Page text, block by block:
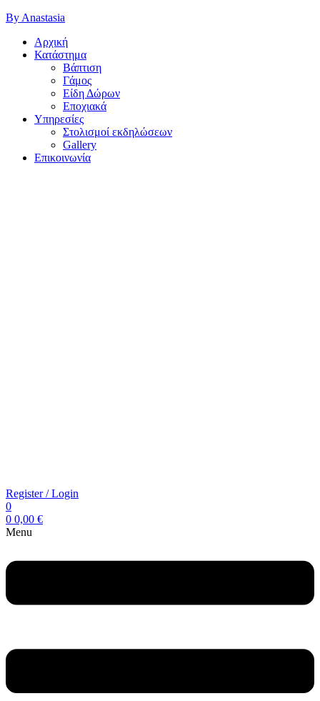
By Anastasia
Αρχική
Κατάστημα
Βάπτιση
Γάμος
Είδη Δώρων
Εποχιακά
Υπηρεσίες
Στολισμοί εκδηλώσεων
Gallery
Επικοινωνία
Register / Login
0
0 0,00 €
Menu